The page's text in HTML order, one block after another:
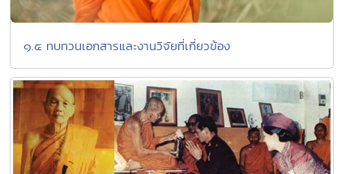
๑.๕ ทบทวนเอกสารและงานวิจัยที่เกี่ยวข้อง